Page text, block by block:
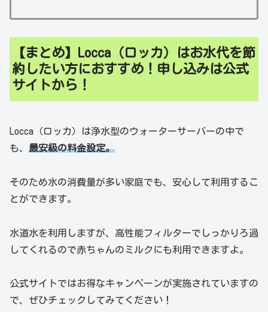
【まとめ】Locca（ロッカ）はお水代を節
約したい方におすすめ！申し込みは公式
サイトから！
Locca（ロッカ）は浄水型のウォーターサーバーの中で
も、 最安級の料金設定。
そのため水の消費量が多い家庭でも、安心して利用するこ
とができます。
水道水を利用しますが、高性能フィルターでしっかりろ過
してくれるので赤ちゃんのミルクにも利用できますよ。
公式サイトではお得なキャンペーンが実施されていますの
で、ぜひチェックしてみてください！